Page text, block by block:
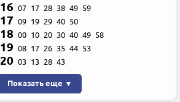
16 07 17 28 38 49 59
17 09 19 29 40 50
18 00 10 20 30 40 49 58
19 08 17 26 35 44 53
20 03 13 28 43
Показать еще ▼